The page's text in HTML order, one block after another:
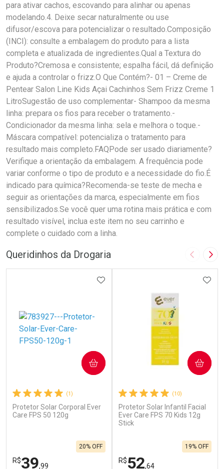
para ativar cachos, escovando para alinhar ou apenas
modelando.4. Deixe secar naturalmente ou use
difusor/escova para potencializar o resultado.Composição
(INCI): consulte a embalagem do produto para a lista
completa e atualizada de ingredientes.Qual a Textura do
Produto?Cremosa e consistente; espalha fácil, dá definição
e ajuda a controlar o frizz.O Que Contém?- 01 – Creme de
Pentear Salon Line Kids Açai Cachinhos Sem Frizz Creme 1
LitroSugestão de uso complementar- Shampoo da mesma
linha: prepara os fios para receber o tratamento.-
Condicionador da mesma linha: sela e melhora o toque.-
Máscara compatível: potencializa o tratamento para
resultado mais completo.FAQPode ser usado diariamente?
Verifique a orientação da embalagem. A frequência pode
variar conforme o tipo de produto e a necessidade do fio.É
indicado para química?Recomenda-se teste de mecha e
seguir as orientações da marca, especialmente em fios
sensibilizados.Se você quer uma rotina mais prática e com
resultado visível, inclua este item no seu carrinho e
complete o cuidado com a linha.
Queridinhos da Drogaria Imagem
(1)
Protetor Solar Corporal Ever
Care FPS 50 120g
R$39,99
20% OFF
ADICIONAR AOS FAVORITOS
COMPRAR
(10)
Protetor Solar Infantil Facial
Ever Care FPS 70 Kids 12g
Stick
R$52,64
19% OFF
COMPRAR